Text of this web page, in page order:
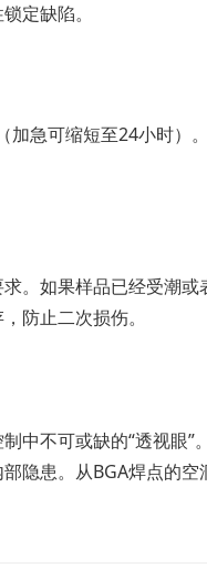
定缺陷。
加急可缩短至24小时）
。如果样品已经受潮
防止二次损伤。
中不可或缺的“透视眼
隐患。从BGA焊点的